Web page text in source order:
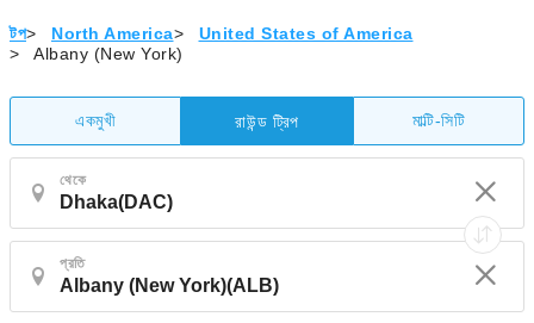
টপ> North America>
United States of America
>
Albany (New York)
একমুখী রাউন্ড ট্রিপ মাল্টি-সিটি
থেকে
প্রতি